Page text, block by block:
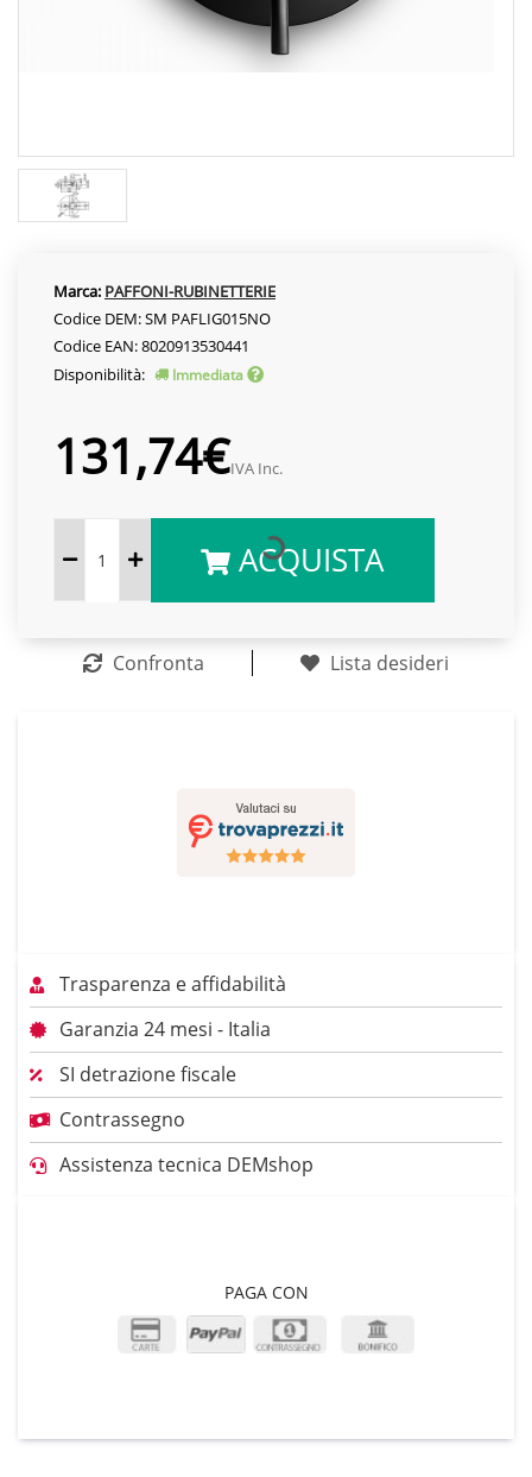
Marca: PAFFONI-RUBINETTERIE
Codice DEM: SM PAFLIG015NO
Codice EAN: 8020913530441
Disponibilità:
Immediata
131,74€IVA Inc.
ACQUISTA
Confronta Lista desideri
Trasparenza e affidabilità
Garanzia 24 mesi - Italia
SI detrazione fiscale
Contrassegno
Assistenza tecnica DEMshop
PAGA CON